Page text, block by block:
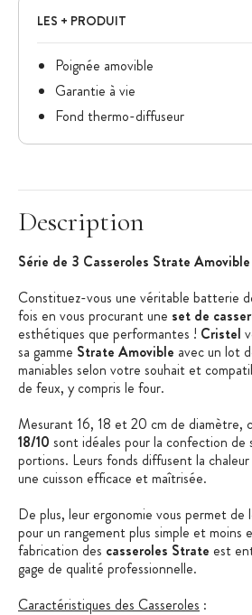
LES + PRODUIT
Poignée amovible
Garantie à vie
Fond thermo-diffuseur
Description
Série de 3 Casseroles Strate
Constituez-vous une véritable batterie
fois en vous procurant une set de
esthétiques que performantes ! Cristel
sa gamme Strate Amovible avec un lot
maniables selon votre souhait et
de feux, y compris le four.
Mesurant 16, 18 et 20 cm de diamètre,
18/10 sont idéales pour la confection de
portions. Leurs fonds diffusent la
une cuisson efficace et maîtrisée.
De plus, leur ergonomie vous permet de
pour un rangement plus simple et moins
fabrication des casseroles Strate est
gage de qualité professionnelle.
Caractéristiques des Casseroles :